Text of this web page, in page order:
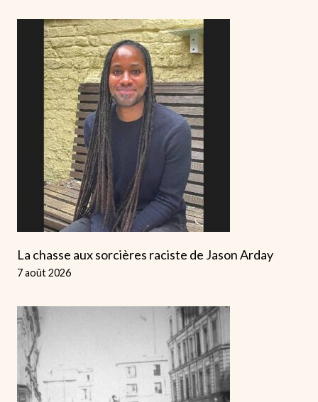
La chasse aux sorcières raciste de Jason Arday
7 août 2026